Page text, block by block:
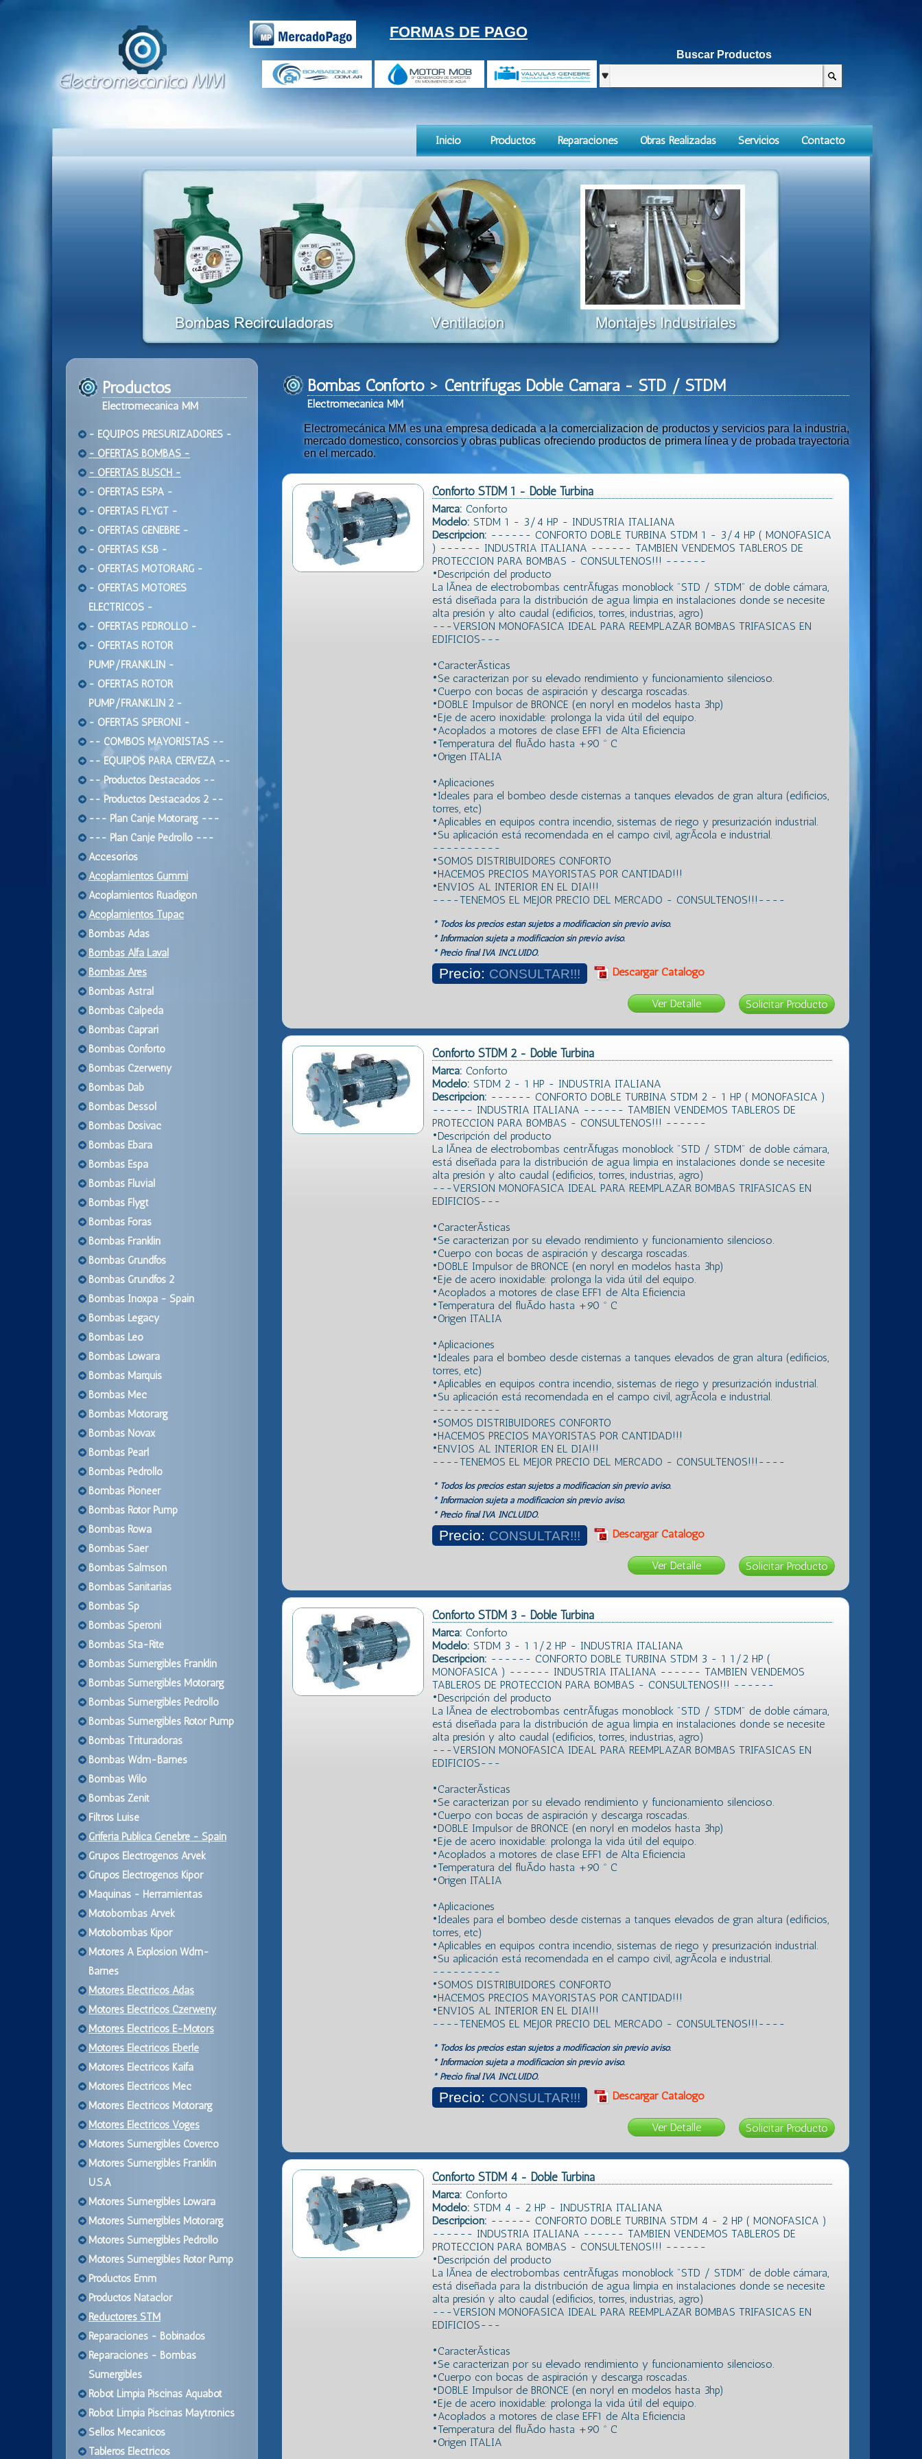
FORMAS DE PAGO
Buscar Productos
Inicio Productos Reparaciones Obras Realizadas Servicios Contacto
Productos
Electromecanica MM
- EQUIPOS PRESURIZADORES -
- OFERTAS BOMBAS -
- OFERTAS BUSCH -
- OFERTAS ESPA -
- OFERTAS FLYGT -
- OFERTAS GENEBRE -
- OFERTAS KSB -
- OFERTAS MOTORARG -
- OFERTAS MOTORES
ELECTRICOS -
- OFERTAS PEDROLLO -
- OFERTAS ROTOR
PUMP/FRANKLIN -
- OFERTAS ROTOR
PUMP/FRANKLIN 2 -
- OFERTAS SPERONI -
-- COMBOS MAYORISTAS --
-- EQUIPOS PARA CERVEZA --
-- Productos Destacados --
-- Productos Destacados 2 --
--- Plan Canje Motorarg ---
--- Plan Canje Pedrollo ---
Accesorios
Acoplamientos Gummi
Acoplamientos Ruadigon
Acoplamientos Tupac
Bombas Adas
Bombas Alfa Laval
Bombas Ares
Bombas Astral
Bombas Calpeda
Bombas Caprari
Bombas Conforto
Bombas Czerweny
Bombas Dab
Bombas Dessol
Bombas Dosivac
Bombas Ebara
Bombas Espa
Bombas Fluvial
Bombas Flygt
Bombas Foras
Bombas Franklin
Bombas Grundfos
Bombas Grundfos 2
Bombas Inoxpa - Spain
Bombas Legacy
Bombas Leo
Bombas Lowara
Bombas Marquis
Bombas Mec
Bombas Motorarg
Bombas Novax
Bombas Pearl
Bombas Pedrollo
Bombas Pioneer
Bombas Rotor Pump
Bombas Rowa
Bombas Saer
Bombas Salmson
Bombas Sanitarias
Bombas Sp
Bombas Speroni
Bombas Sta-Rite
Bombas Sumergibles Franklin
Bombas Sumergibles Motorarg
Bombas Sumergibles Pedrollo
Bombas Sumergibles Rotor Pump
Bombas Trituradoras
Bombas Wdm-Barnes
Bombas Wilo
Bombas Zenit
Filtros Luise
Griferia Publica Genebre - Spain
Grupos Electrogenos Arvek
Grupos Electrogenos Kipor
Maquinas - Herramientas
Motobombas Arvek
Motobombas Kipor
Motores A Explosion Wdm-
Barnes
Motores Electricos Adas
Motores Electricos Czerweny
Motores Electricos E-Motors
Motores Electricos Eberle
Motores Electricos Kaifa
Motores Electricos Mec
Motores Electricos Motorarg
Motores Electricos Voges
Motores Sumergibles Coverco
Motores Sumergibles Franklin
U.S.A
Motores Sumergibles Lowara
Motores Sumergibles Motorarg
Motores Sumergibles Pedrollo
Motores Sumergibles Rotor Pump
Productos Emm
Productos Nataclor
Reductores STM
Reparaciones - Bobinados
Reparaciones - Bombas
Sumergibles
Robot Limpia Piscinas Aquabot
Robot Limpia Piscinas Maytronics
Sellos Mecanicos
Tableros Electricos
Bombas Conforto > Centrifugas Doble Camara - STD / STDM
Electromecanica MM
Electromecánica MM es una empresa dedicada a la comercializacion de productos y servicios para la industria,
mercado domestico, consorcios y obras publicas ofreciendo productos de primera línea y de probada trayectoria
en el mercado.
Conforto STDM 1 - Doble Turbina
Marca: Conforto
Modelo: STDM 1 - 3/4 HP - INDUSTRIA ITALIANA
Descripción: ------ CONFORTO DOBLE TURBINA STDM 1 - 3/4 HP ( MONOFASICA
) ------ INDUSTRIA ITALIANA ------ TAMBIEN VENDEMOS TABLEROS DE
PROTECCION PARA BOMBAS - CONSULTENOS!!! ------
•Descripción del producto
La lÃ­nea de electrobombas centrÃ­fugas monoblock "STD / STDM" de doble cámara,
está diseñada para la distribución de agua limpia en instalaciones donde se necesite
alta presión y alto caudal (edificios, torres, industrias, agro)
---VERSION MONOFASICA IDEAL PARA REEMPLAZAR BOMBAS TRIFASICAS EN
EDIFICIOS---
•CaracterÃ­sticas
•Se caracterizan por su elevado rendimiento y funcionamiento silencioso.
•Cuerpo con bocas de aspiración y descarga roscadas.
•DOBLE Impulsor de BRONCE (en noryl en modelos hasta 3hp)
•Eje de acero inoxidable: prolonga la vida útil del equipo.
•Acoplados a motores de clase EFF1 de Alta Eficiencia
•Temperatura del fluÃ­do hasta +90 º C
•Origen ITALIA
•Aplicaciones
•Ideales para el bombeo desde cisternas a tanques elevados de gran altura (edificios,
torres, etc)
•Aplicables en equipos contra incendio, sistemas de riego y presurización industrial.
•Su aplicación está recomendada en el campo civil, agrÃ­cola e industrial.
----------
•SOMOS DISTRIBUIDORES CONFORTO
•HACEMOS PRECIOS MAYORISTAS POR CANTIDAD!!!
•ENVIOS AL INTERIOR EN EL DIA!!!
----TENEMOS EL MEJOR PRECIO DEL MERCADO - CONSULTENOS!!!----
* Todos los precios estan sujetos a modificación sin previo aviso.
* Información sujeta a modificación sin previo aviso.
* Precio final IVA INCLUIDO.
Precio: CONSULTAR!!! Descargar Catálogo
Ver Detalle
Conforto STDM 2 - Doble Turbina
Marca: Conforto
Modelo: STDM 2 - 1 HP - INDUSTRIA ITALIANA
Descripción: ------ CONFORTO DOBLE TURBINA STDM 2 - 1 HP ( MONOFASICA )
------ INDUSTRIA ITALIANA ------ TAMBIEN VENDEMOS TABLEROS DE
PROTECCION PARA BOMBAS - CONSULTENOS!!! ------
•Descripción del producto
La lÃ­nea de electrobombas centrÃ­fugas monoblock "STD / STDM" de doble cámara,
está diseñada para la distribución de agua limpia en instalaciones donde se necesite
alta presión y alto caudal (edificios, torres, industrias, agro)
---VERSION MONOFASICA IDEAL PARA REEMPLAZAR BOMBAS TRIFASICAS EN
EDIFICIOS---
•CaracterÃ­sticas
•Se caracterizan por su elevado rendimiento y funcionamiento silencioso.
•Cuerpo con bocas de aspiración y descarga roscadas.
•DOBLE Impulsor de BRONCE (en noryl en modelos hasta 3hp)
•Eje de acero inoxidable: prolonga la vida útil del equipo.
•Acoplados a motores de clase EFF1 de Alta Eficiencia
•Temperatura del fluÃ­do hasta +90 º C
•Origen ITALIA
•Aplicaciones
•Ideales para el bombeo desde cisternas a tanques elevados de gran altura (edificios,
torres, etc)
•Aplicables en equipos contra incendio, sistemas de riego y presurización industrial.
•Su aplicación está recomendada en el campo civil, agrÃ­cola e industrial.
----------
•SOMOS DISTRIBUIDORES CONFORTO
•HACEMOS PRECIOS MAYORISTAS POR CANTIDAD!!!
•ENVIOS AL INTERIOR EN EL DIA!!!
----TENEMOS EL MEJOR PRECIO DEL MERCADO - CONSULTENOS!!!----
* Todos los precios estan sujetos a modificación sin previo aviso.
* Información sujeta a modificación sin previo aviso.
* Precio final IVA INCLUIDO.
Precio: CONSULTAR!!! Descargar Catálogo
Ver Detalle
Conforto STDM 3 - Doble Turbina
Marca: Conforto
Modelo: STDM 3 - 1 1/2 HP - INDUSTRIA ITALIANA
Descripción: ------ CONFORTO DOBLE TURBINA STDM 3 - 1 1/2 HP (
MONOFASICA ) ------ INDUSTRIA ITALIANA ------ TAMBIEN VENDEMOS
TABLEROS DE PROTECCION PARA BOMBAS - CONSULTENOS!!! ------
•Descripción del producto
La lÃ­nea de electrobombas centrÃ­fugas monoblock "STD / STDM" de doble cámara,
está diseñada para la distribución de agua limpia en instalaciones donde se necesite
alta presión y alto caudal (edificios, torres, industrias, agro)
---VERSION MONOFASICA IDEAL PARA REEMPLAZAR BOMBAS TRIFASICAS EN
EDIFICIOS---
•CaracterÃ­sticas
•Se caracterizan por su elevado rendimiento y funcionamiento silencioso.
•Cuerpo con bocas de aspiración y descarga roscadas.
•DOBLE Impulsor de BRONCE (en noryl en modelos hasta 3hp)
•Eje de acero inoxidable: prolonga la vida útil del equipo.
•Acoplados a motores de clase EFF1 de Alta Eficiencia
•Temperatura del fluÃ­do hasta +90 º C
•Origen ITALIA
•Aplicaciones
•Ideales para el bombeo desde cisternas a tanques elevados de gran altura (edificios,
torres, etc)
•Aplicables en equipos contra incendio, sistemas de riego y presurización industrial.
•Su aplicación está recomendada en el campo civil, agrÃ­cola e industrial.
----------
•SOMOS DISTRIBUIDORES CONFORTO
•HACEMOS PRECIOS MAYORISTAS POR CANTIDAD!!!
•ENVIOS AL INTERIOR EN EL DIA!!!
----TENEMOS EL MEJOR PRECIO DEL MERCADO - CONSULTENOS!!!----
* Todos los precios estan sujetos a modificación sin previo aviso.
* Información sujeta a modificación sin previo aviso.
* Precio final IVA INCLUIDO.
Precio: CONSULTAR!!! Descargar Catálogo
Ver Detalle
Conforto STDM 4 - Doble Turbina
Marca: Conforto
Modelo: STDM 4 - 2 HP - INDUSTRIA ITALIANA
Descripción: ------ CONFORTO DOBLE TURBINA STDM 4 - 2 HP ( MONOFASICA )
------ INDUSTRIA ITALIANA ------ TAMBIEN VENDEMOS TABLEROS DE
PROTECCION PARA BOMBAS - CONSULTENOS!!! ------
•Descripción del producto
La lÃ­nea de electrobombas centrÃ­fugas monoblock "STD / STDM" de doble cámara,
está diseñada para la distribución de agua limpia en instalaciones donde se necesite
alta presión y alto caudal (edificios, torres, industrias, agro)
---VERSION MONOFASICA IDEAL PARA REEMPLAZAR BOMBAS TRIFASICAS EN
EDIFICIOS---
•CaracterÃ­sticas
•Se caracterizan por su elevado rendimiento y funcionamiento silencioso.
•Cuerpo con bocas de aspiración y descarga roscadas.
•DOBLE Impulsor de BRONCE (en noryl en modelos hasta 3hp)
•Eje de acero inoxidable: prolonga la vida útil del equipo.
•Acoplados a motores de clase EFF1 de Alta Eficiencia
•Temperatura del fluÃ­do hasta +90 º C
•Origen ITALIA